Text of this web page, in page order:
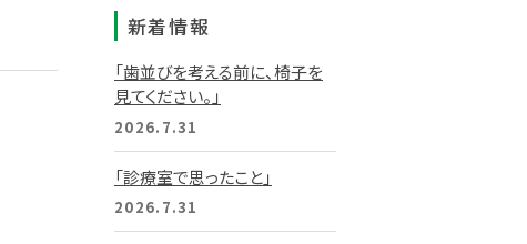
新着情報
「歯並びを考える前に、椅子を
見てください。」
2026.7.31
「診療室で思ったこと」
2026.7.31